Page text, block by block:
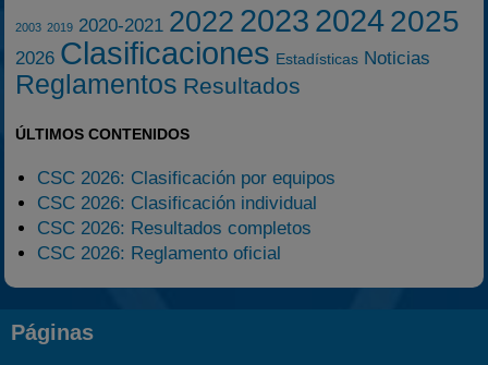
2003 2019 2020-2021 2022 2023 20242025
2026 Clasificaciones Estadísticas Noticias
Reglamentos Resultados
ÚLTIMOS CONTENIDOS
CSC 2026: Clasificación por equipos
CSC 2026: Clasificación individual
CSC 2026: Resultados completos
CSC 2026: Reglamento oficial
Páginas